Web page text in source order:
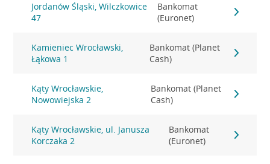
Jordanów Śląski, Wilczkowice
47
Bankomat
(Euronet)
Kamieniec Wrocławski,
Łąkowa 1
Bankomat (Planet
Cash)
Kąty Wrocławskie,
Nowowiejska 2
Bankomat (Planet
Cash)
Kąty Wrocławskie, ul. Janusza
Korczaka 2
Bankomat
(Euronet)